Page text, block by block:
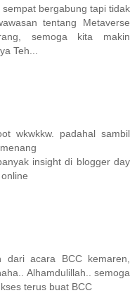
bergabung tapi tidak
tentang Metaverse
semoga kita makin
Teh...
wkwkkw. padahal sambil
insight di blogger day
dari acara BCC kemaren,
Alhamdulillah.. semoga
terus buat BCC